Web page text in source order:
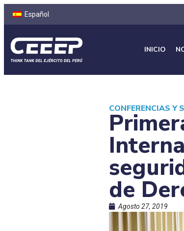
Español
INICIO
CONFERENCIAS Y
de
Agosto 27, 2019